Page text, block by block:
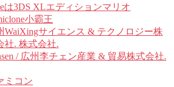
は3DS XLエディションマリオ
小霸王
WaiXingサイエンス & テクノロジー株
社. 株式会社.
/ 広州李チェン産業 & 貿易株式会社.
ミコン